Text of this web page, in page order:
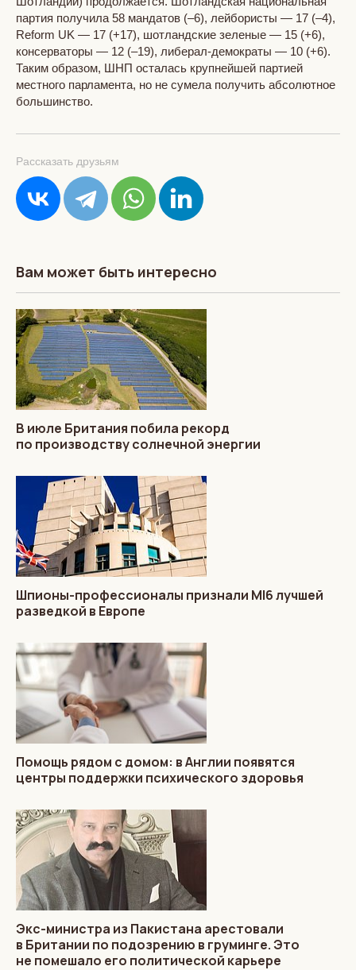
партия получила 58 мандатов (–6), лейбористы — 17 (–4),
Reform UK — 17 (+17), шотландские зеленые — 15 (+6),
консерваторы — 12 (–19), либерал-демократы — 10 (+6).
Таким образом, ШНП осталась крупнейшей партией
местного парламента, но не сумела получить абсолютное
большинство.
Рассказать друзьям
Вам может быть интересно
В июле Британия побила рекорд
по производству солнечной энергии
Шпионы-профессионалы признали MI6 лучшей
разведкой в Европе
Помощь рядом с домом: в Англии появятся
центры поддержки психического здоровья
Экс-министра из Пакистана арестовали
в Британии по подозрению в груминге. Это
не помешало его политической карьере